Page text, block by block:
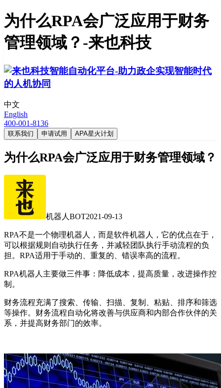
为什么RPA会广泛应用于财务
管理领域？-来也科技
中文
English
400-001-8136
联系我们 申请试用 APA星火计划
为什么RPA会广泛应用于财务管理领域？
机器人BOT2021-09-13
RPA不是一个物理机器人，而是软件机器人，它的优点在于，
可以根据规则自动执行任务，并减轻团队执行手动流程的负
担。RPA适用于手动的、重复的、错误率高的流程。
RPA机器人主要做三件事：降低成本，提高质量，改进操作控
制。
财务流程充满了搜索、传输、扫描、复制、粘贴、排序和筛选
等操作。财务流程自动化将改善与供应商和内部合作伙伴的关
系，并提高财务部门的效率。